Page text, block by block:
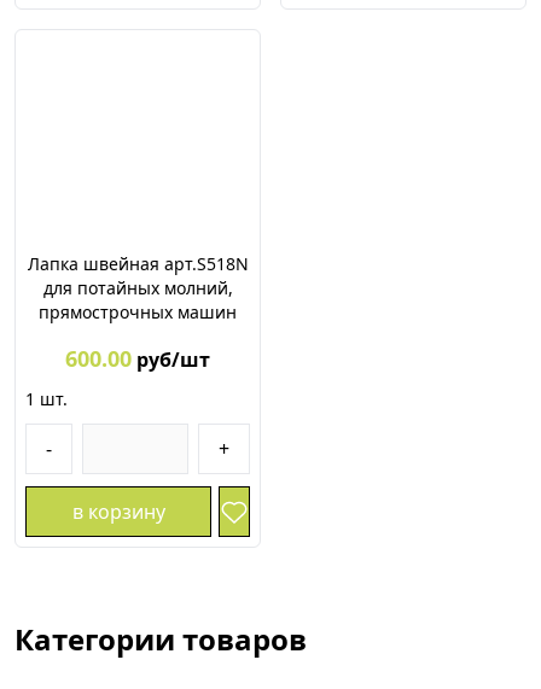
Лапка швейная арт.S518N
для потайных молний,
прямострочных машин
600.00 руб/шт
1 шт.
- +
в корзину
Категории товаров